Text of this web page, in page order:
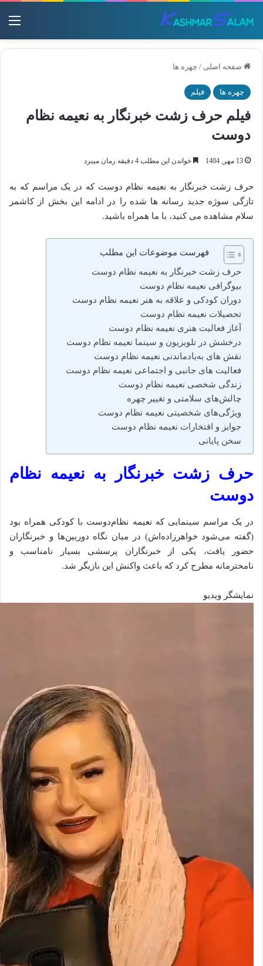
صفحه اصلی / چهره ها
چهره ها فیلم
فیلم حرف زشت خبرنگار به نعیمه نظام
دوست
13 مهر, 1404 خواندن این مطلب 4 دقیقه زمان میبرد
حرف زشت خبرنگار به نعیمه نظام دوست که در یک مراسم که به
تازگی سوژه جدید رسانه ها شده را در ادامه این بخش از کاشمر
سلام مشاهده می کنید، با ما همراه باشید.
فهرست موضوعات این مطلب
حرف زشت خبرنگار به نعیمه نظام دوست
بیوگرافی نعیمه نظام دوست
دوران کودکی و علاقه به هنر نعیمه نظام دوست
تحصیلات نعیمه نظام دوست
آغاز فعالیت هنری نعیمه نظام دوست
درخشش در تلویزیون و سینما نعیمه نظام دوست
نقش‌ های به‌یادماندنی نعیمه نظام دوست
فعالیت‌ های جانبی و اجتماعی نعیمه نظام دوست
زندگی شخصی نعیمه نظام دوست
چالش‌های سلامتی و تغییر چهره
ویژگی‌های شخصیتی نعیمه نظام دوست
جوایز و افتخارات نعیمه نظام دوست
سخن پایانی
حرف زشت خبرنگار به نعیمه نظام
دوست
در یک مراسم سینمایی که نعیمه نظام‌دوست با کودکی همراه بود
(گفته می‌شود خواهرزاده‌اش) در میان نگاه دوربین‌ها و خبرنگاران
حضور یافت، یکی از خبرنگاران پرسشی بسیار نامناسب و
نامحترمانه مطرح کرد که باعث واکنش این بازیگر شد.
نمایشگر ویدیو